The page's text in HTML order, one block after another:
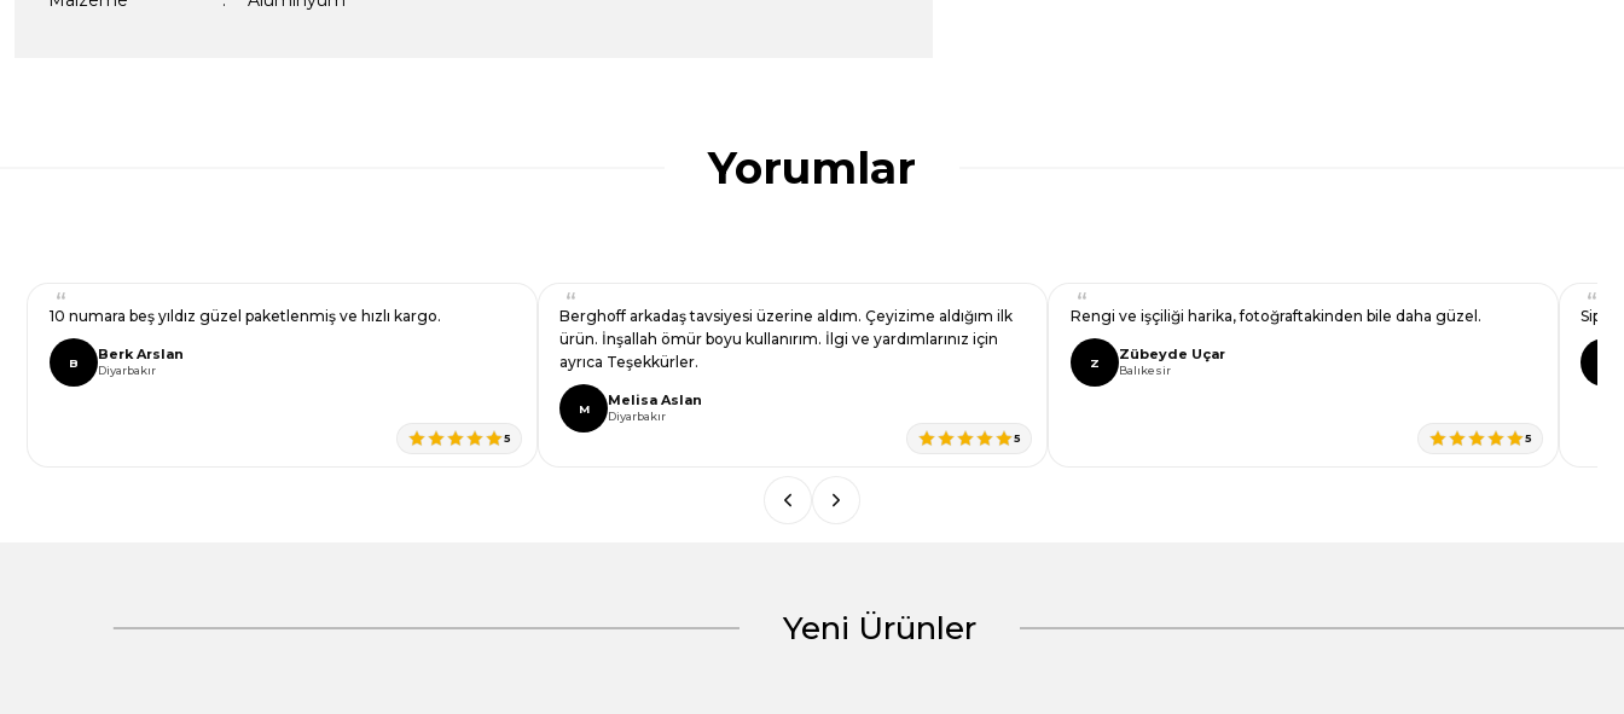
Bu ürüne benzer farklı alternatifler olmalı.
Yorumlar
Çeyizime aldığım ilk
yardımlarınız için
Rengi ve işçiliği harika, fotoğraftakinden bile daha güzel. Siparişten teslimata kadar herşey kusursuzdu. Kalitesi gerçekten farkını hissettiriyor.
Yeni Ürünler